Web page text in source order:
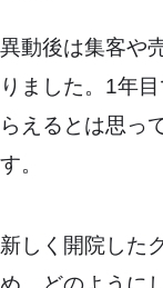
異動後は集客や
りました。1年
らえるとは思っ
す。
新しく開院した